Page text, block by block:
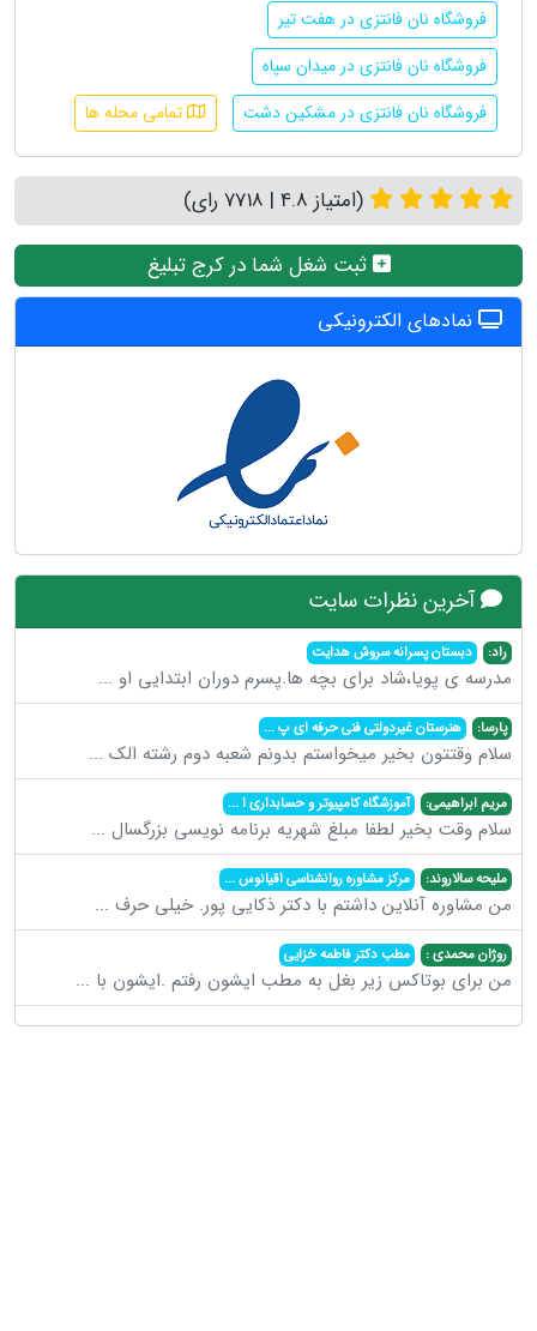
فروشگاه نان فانتزی در هفت تیر
فروشگاه نان فانتزی در میدان سپاه
فروشگاه نان فانتزی در مشکین دشت
تمامی محله ها
(امتیاز 4.8 | 7718 رای)
ثبت شغل شما در کرج تبلیغ
نمادهای الکترونیکی
آخرین نظرات سایت
راد: دبستان پسرانه سروش هدایت
مدرسه ی پویا،شاد برای بچه ها.پسرم دوران ابتدایی او ...
پارسا: هنرستان غیردولتی فنی حرفه ای پ...
سلام وقتتون بخیر میخواستم بدونم شعبه دوم رشته الک ...
مریم ابراهیمی: آموزشگاه کامپیوتر و حسابداری ا...
سلام وقت بخیر لطفا مبلغ شهریه برنامه نویسی بزرگسال ...
ملیحه سالاروند: مرکز مشاوره روانشناسی اقیانوس...
من مشاوره آنلاین داشتم با دکتر ذکایی پور. خیلی حرف ...
روژان محمدی : مطب دکتر فاطمه خزایی
من برای بوتاکس زیر بغل به مطب ایشون رفتم .ایشون با ...